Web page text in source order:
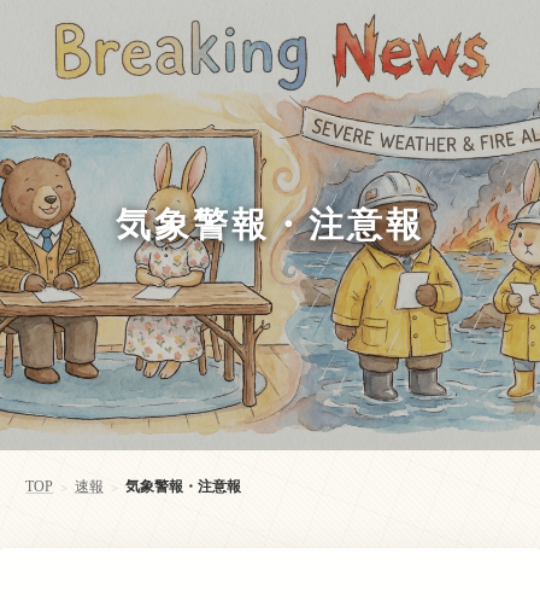
気象警報・注意報
TOP > 速報 > 気象警報・注意報